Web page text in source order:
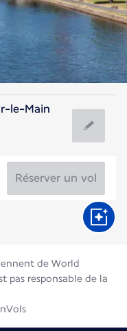
le-Main
Réserver un vol
de World
pas responsable de la